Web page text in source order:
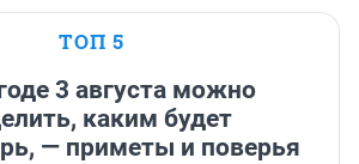
ТОП 5
3 августа можно
каким будет
— приметы и поверья